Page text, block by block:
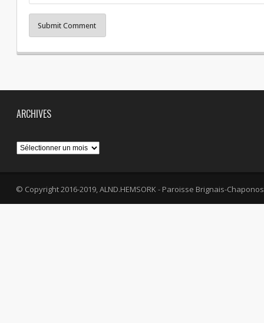
Submit Comment
ARCHIVES
Archives
© Copyright 2016-2019, ALND.HEMSORK - Paroisse Brignais-